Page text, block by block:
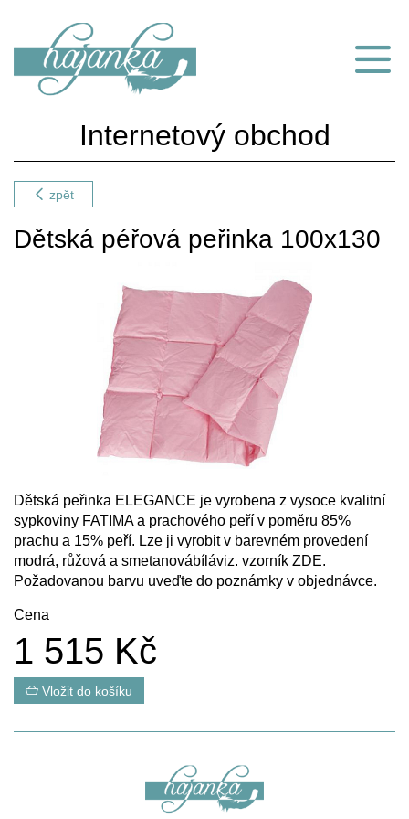
Internetový obchod
zpět
Dětská péřová peřinka 100x130
Dětská peřinka ELEGANCE je vyrobena z vysoce kvalitní
sypkoviny FATIMA a prachového peří v poměru 85%
prachu a 15% peří. Lze ji vyrobit v barevném provedení
modrá, růžová a smetanovábíláviz. vzorník ZDE.
Požadovanou barvu uveďte do poznámky v objednávce.
Cena
1 515 Kč
Vložit do košíku